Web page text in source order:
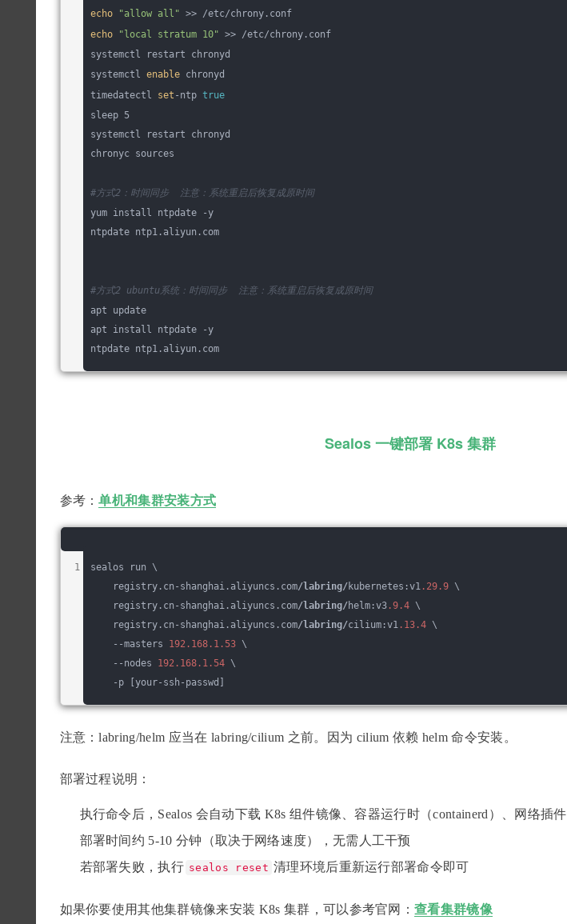
echo
"allow all" >> /etc/chrony.conf
echo
"local stratum 10" >> /etc/chrony.conf
systemctl restart chronyd
systemctl enable chronyd
timedatectl set -ntp true
sleep 5
systemctl restart chronyd
chronyc sources
#方式2：时间同步  注意：系统重启后恢复成原时间
yum install ntpdate -y
ntpdate ntp1.aliyun.com
#方式2 ubuntu系统：时间同步  注意：系统重启后恢复成原时间
apt update
apt install ntpdate -y
ntpdate ntp1.aliyun.com
Sealos 一键部署 K8s 集群
参考：单机和集群安装方式
sealos run \
registry.cn-shanghai.aliyuncs.com/labring/kubernetes:v1 .29.9 \
registry.cn-shanghai.aliyuncs.com/labring/helm:v3.9.4 \
registry.cn-shanghai.aliyuncs.com/labring/cilium:v1 .13.4 \
--masters 192.168.1 .53 \
--nodes 192.168.1 .54 \
-p [your-ssh-passwd]
注意：labring/helm 应当在 labring/cilium 之前。因为 cilium 依赖 helm 命令安装。
部署过程说明：
执行命令后，Sealos 会自动下载 K8s 组件镜像、容器运行时（containerd）、网络插件
部署时间约 5-10 分钟（取决于网络速度），无需人工干预
若部署失败，执行 sealos reset 清理环境后重新运行部署命令即可
如果你要使用其他集群镜像来安装 K8s 集群，可以参考官网：查看集群镜像